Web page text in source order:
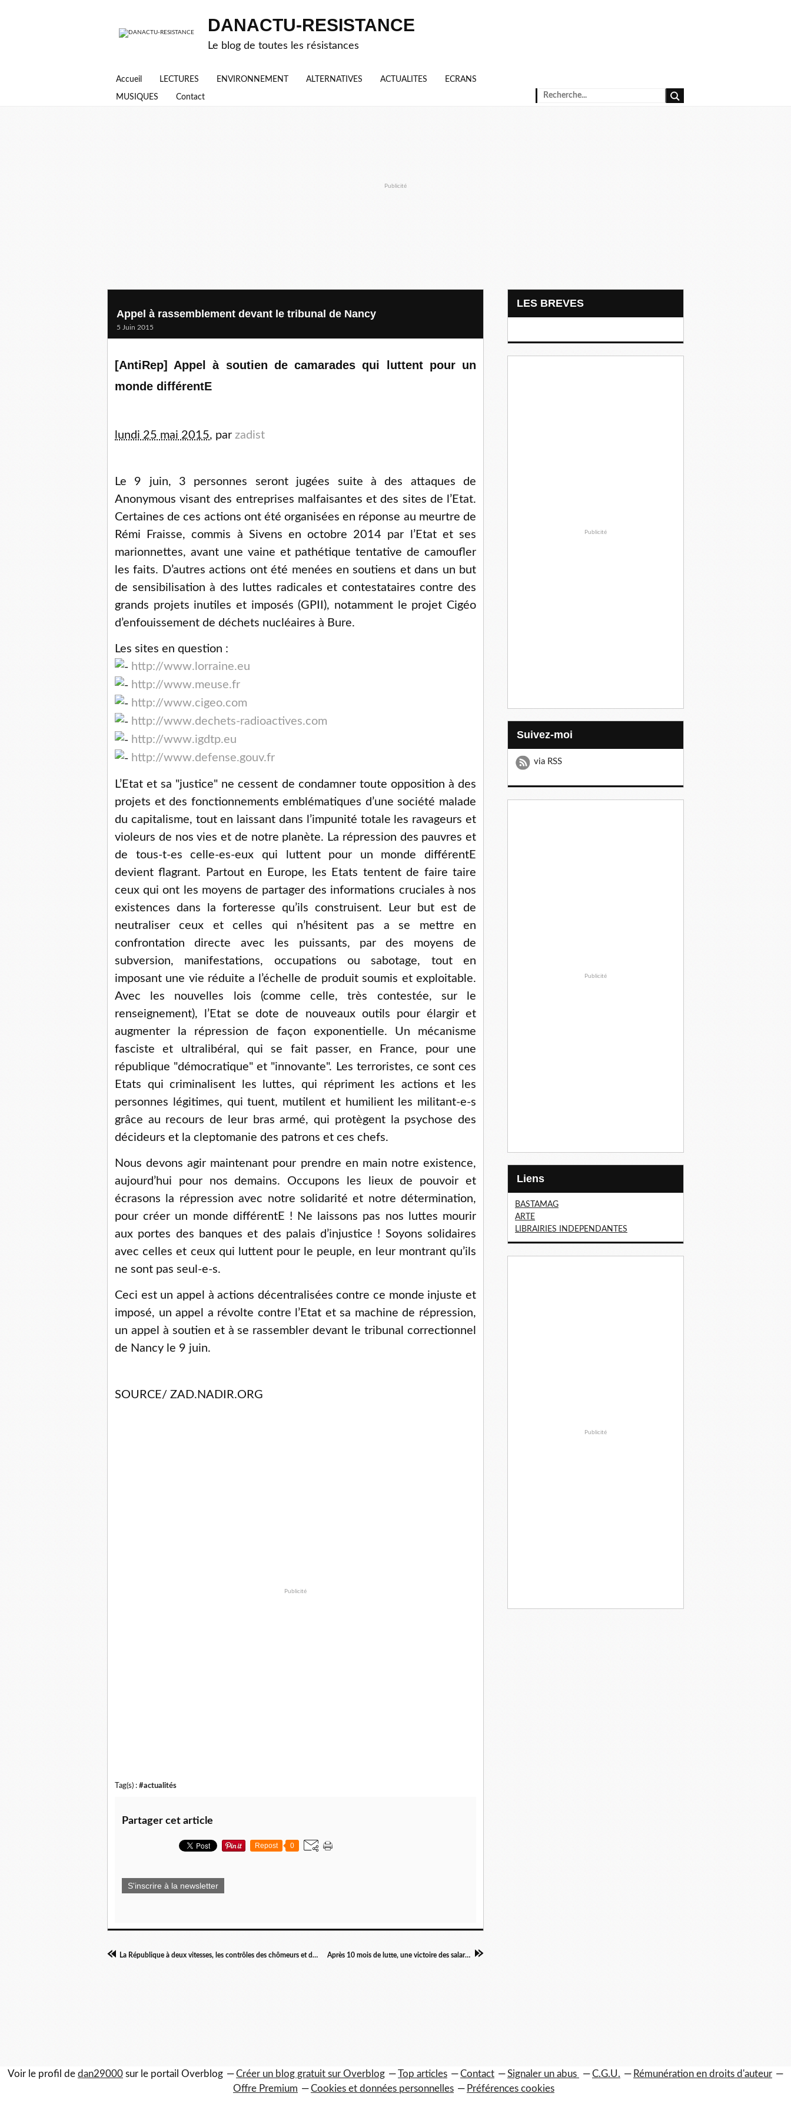
DANACTU-RESISTANCE
Le blog de toutes les résistances
Accueil LECTURES ENVIRONNEMENT ALTERNATIVES ACTUALITES ECRANS
MUSIQUES Contact
Publicité
Appel à rassemblement devant le tribunal de Nancy
5 Juin 2015
[AntiRep] Appel à soutien de camarades qui luttent pour un
monde différentE
lundi 25 mai 2015, par zadist
Le 9 juin, 3 personnes seront jugées suite à des attaques de
Anonymous visant des entreprises malfaisantes et des sites de l’Etat.
Certaines de ces actions ont été organisées en réponse au meurtre de
Rémi Fraisse, commis à Sivens en octobre 2014 par l’Etat et ses
marionnettes, avant une vaine et pathétique tentative de camoufler
les faits. D’autres actions ont été menées en soutiens et dans un but
de sensibilisation à des luttes radicales et contestataires contre des
grands projets inutiles et imposés (GPII), notamment le projet Cigéo
d’enfouissement de déchets nucléaires à Bure.
Les sites en question :
http://www.lorraine.eu
http://www.meuse.fr
http://www.cigeo.com
http://www.dechets-radioactives.com
http://www.igdtp.eu
http://www.defense.gouv.fr
L’Etat et sa "justice" ne cessent de condamner toute opposition à des
projets et des fonctionnements emblématiques d’une société malade
du capitalisme, tout en laissant dans l’impunité totale les ravageurs et
violeurs de nos vies et de notre planète. La répression des pauvres et
de tous-t-es celle-es-eux qui luttent pour un monde différentE
devient flagrant. Partout en Europe, les Etats tentent de faire taire
ceux qui ont les moyens de partager des informations cruciales à nos
existences dans la forteresse qu’ils construisent. Leur but est de
neutraliser ceux et celles qui n’hésitent pas a se mettre en
confrontation directe avec les puissants, par des moyens de
subversion, manifestations, occupations ou sabotage, tout en
imposant une vie réduite a l’échelle de produit soumis et exploitable.
Avec les nouvelles lois (comme celle, très contestée, sur le
renseignement), l’Etat se dote de nouveaux outils pour élargir et
augmenter la répression de façon exponentielle. Un mécanisme
fasciste et ultralibéral, qui se fait passer, en France, pour une
république "démocratique" et "innovante". Les terroristes, ce sont ces
Etats qui criminalisent les luttes, qui répriment les actions et les
personnes légitimes, qui tuent, mutilent et humilient les militant-e-s
grâce au recours de leur bras armé, qui protègent la psychose des
décideurs et la cleptomanie des patrons et ces chefs.
Nous devons agir maintenant pour prendre en main notre existence,
aujourd’hui pour nos demains. Occupons les lieux de pouvoir et
écrasons la répression avec notre solidarité et notre détermination,
pour créer un monde différentE ! Ne laissons pas nos luttes mourir
aux portes des banques et des palais d’injustice ! Soyons solidaires
avec celles et ceux qui luttent pour le peuple, en leur montrant qu’ils
ne sont pas seul-e-s.
Ceci est un appel à actions décentralisées contre ce monde injuste et
imposé, un appel a révolte contre l’Etat et sa machine de répression,
un appel à soutien et à se rassembler devant le tribunal correctionnel
de Nancy le 9 juin.
SOURCE/ ZAD.NADIR.ORG
Publicité
Tag(s) : #actualités
Partager cet article
Repost 0
S'inscrire à la newsletter
La République à deux vitesses, les contrôles des chômeurs et des sénateurs Après 10 mois de lutte, une victoire des salariés du 57
LES BREVES
Publicité
Suivez-moi
via RSS
Publicité
Liens
BASTAMAG
ARTE
LIBRAIRIES INDEPENDANTES
Publicité
Voir le profil de dan29000 sur le portail Overblog Créer un blog gratuit sur Overblog Top articles Contact Signaler un abus C.G.U.
Rémunération en droits d'auteur
Offre Premium
Cookies et données personnelles Préférences cookies